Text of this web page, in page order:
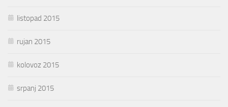
listopad 2015
rujan 2015
kolovoz 2015
srpanj 2015